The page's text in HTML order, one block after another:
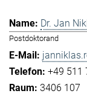
Dr. Jan
Postdoktorand
+49 511
3406 107